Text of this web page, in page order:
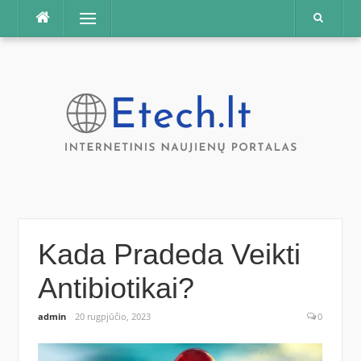
Praleisti
Meniu
Kada Pradeda Veikti
Antibiotikai?
admin 20 rugpjūčio, 2023 0